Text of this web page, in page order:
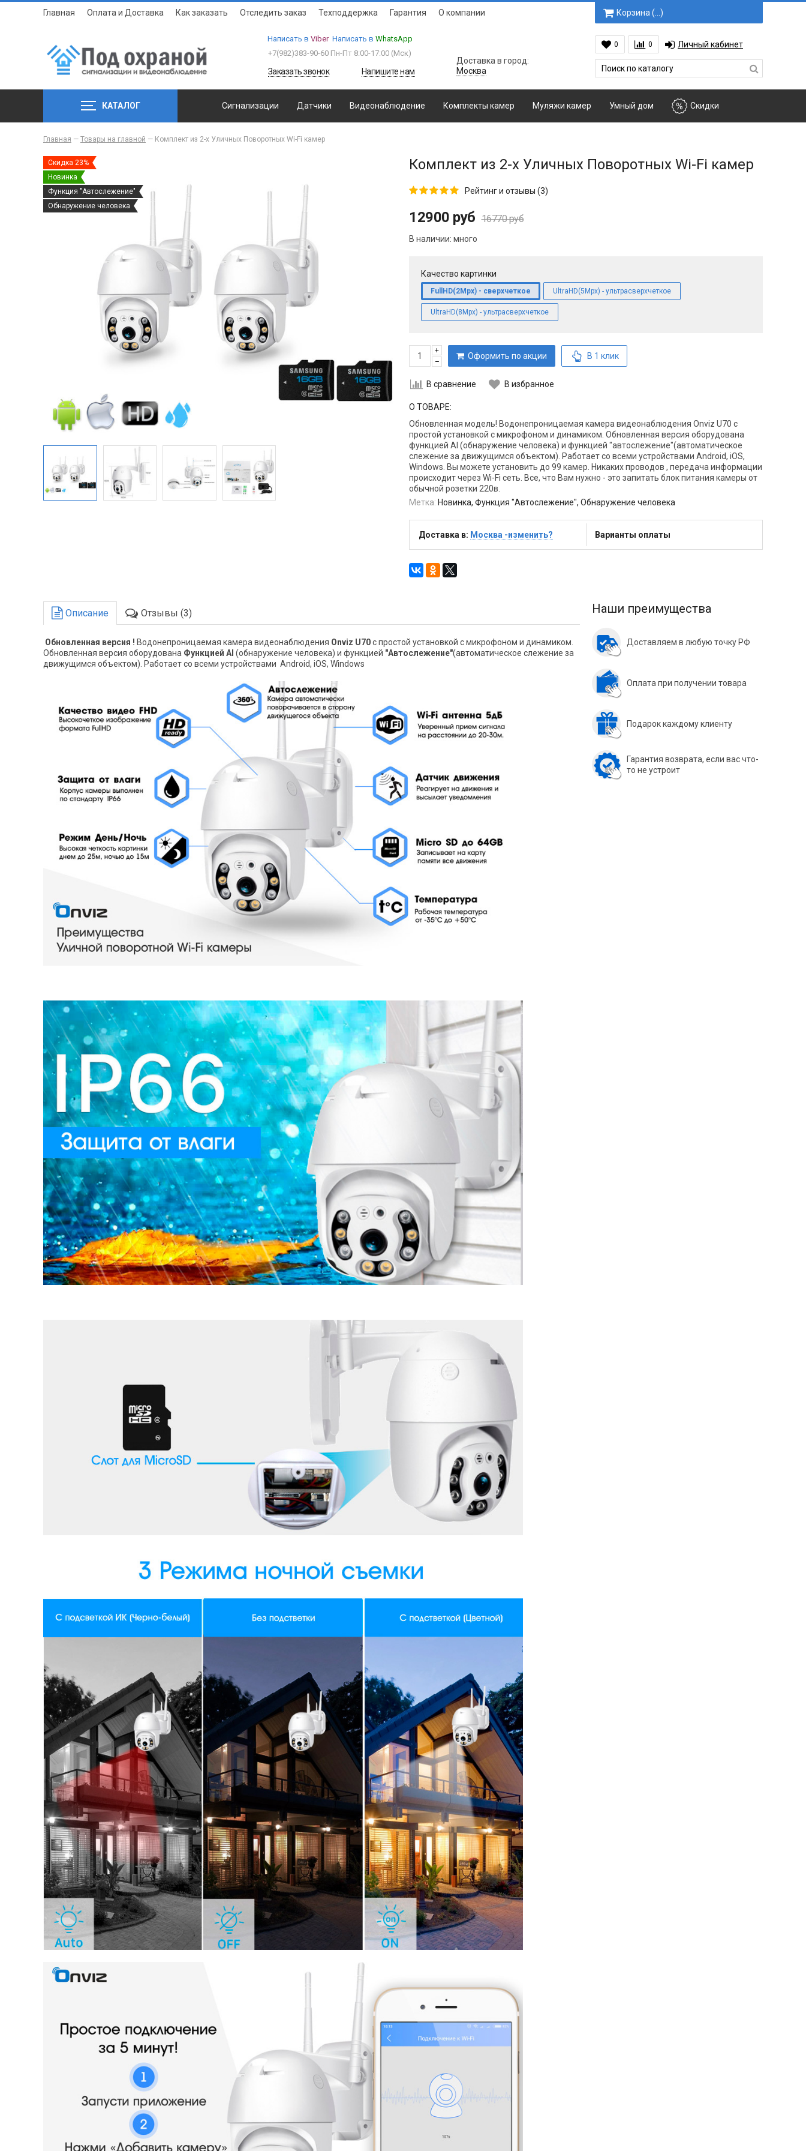
Главная Оплата и Доставка Как заказать Отследить заказ Техподдержка Гарантия О компании Корзина ( )
Написать в Viber Написать в WhatsApp
+7(982)383-90-60 Пн-Пт 8:00-17:00 (Мcк)
Заказать звонок Напишите нам
Доставка в город:
Москва
0 0 Личный кабинет
КАТАЛОГ Сигнализации Датчики Видеонаблюдение Комплекты камер Муляжи камер Умный дом Скидки
Главная — Товары на главной — Комплект из 2-х Уличных Поворотных Wi-Fi камер
Скидка 23%
Новинка
Функция "Автослежение"
Обнаружение человека
Комплект из 2-х Уличных Поворотных Wi-Fi камер
Рейтинг и отзывы (3)
12900 руб 16770 руб
В наличии: много
Качество картинки
FullHD(2Mpx) - сверхчеткое UltraHD(5Mpx) - ультрасверхчеткое
UltraHD(8Mpx) - ультрасверхчеткое
+
–
Оформить по акции В 1 клик
В сравнение В избранное
О ТОВАРЕ:
Обновленная модель! Водонепроницаемая камера видеонаблюдения Onviz U70 с
простой установкой с микрофоном и динамиком. Обновленная версия оборудована
функцией AI (обнаружение человека) и функцией "автослежение"(автоматическое
слежение за движущимся объектом). Работает со всеми устройствами Android, iOS,
Windows. Вы можете установить до 99 камер. Никаких проводов , передача информации
происходит через Wi-Fi сеть. Все, что Вам нужно - это запитать блок питания камеры от
обычной розетки 220в.
Метка: Новинка, Функция "Автослежение", Обнаружение человека
Доставка в: Москва -изменить? Варианты оплаты
Описание Отзывы (3)
Обновленная версия ! Водонепроницаемая камера видеонаблюдения Onviz U70с простой установкой с микрофоном и динамиком.
Обновленная версия оборудована Функцией AI (обнаружение человека) и функцией "Автослежение"(автоматическое слежение за
движущимся объектом). Работает со всеми устройствами Android, iOS, Windows
Наши преимущества
Доставляем в любую точку РФ
Оплата при получении товара
Подарок каждому клиенту
Гарантия возврата, если вас что-
то не устроит